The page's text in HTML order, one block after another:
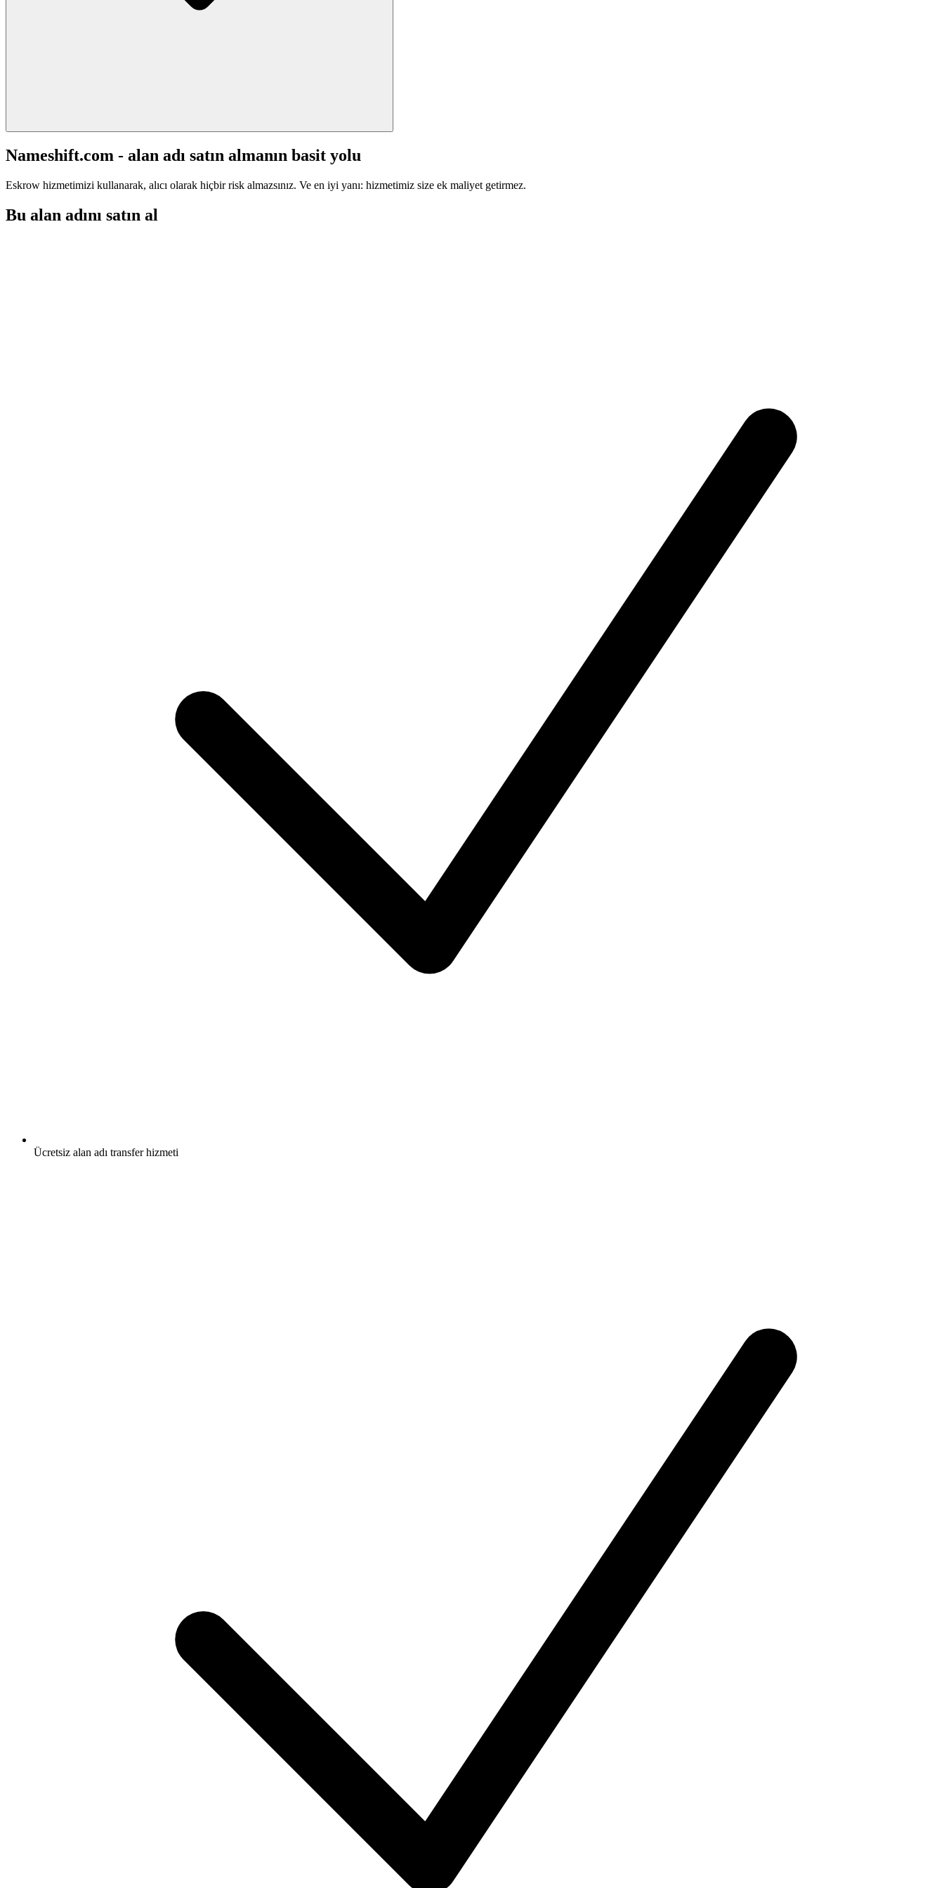
Nameshift.com - alan adı satın almanın basit yolu
Eskrow hizmetimizi kullanarak, alıcı olarak hiçbir risk almazsınız. Ve en iyi yanı: hizmetimiz size ek maliyet getirmez.
Bu alan adını satın al
Ücretsiz alan adı transfer hizmeti